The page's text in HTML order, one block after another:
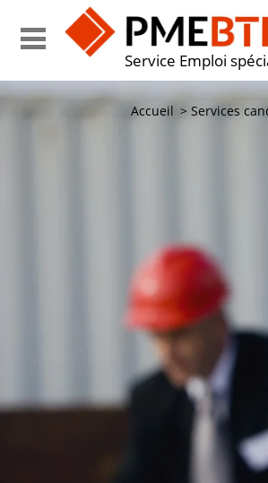
Service Emploi
Accueil > Services